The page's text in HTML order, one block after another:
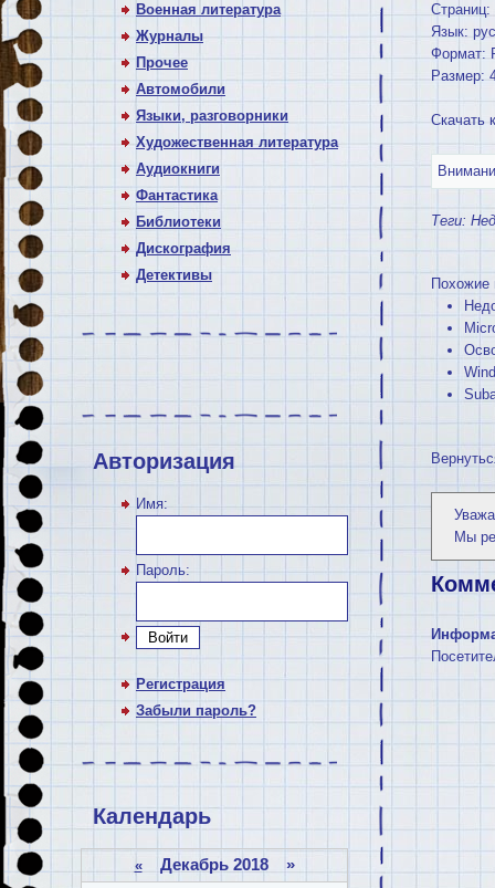
Военная литература
Журналы
Прочее
Автомобили
Языки, разговорники
Художественная литература
Аудиокниги
Фантастика
Библиотеки
Дискография
Детективы
Авторизация
Имя:
Пароль:
Войти
Регистрация
Забыли пароль?
Календарь
«Декабрь 2018 »
Страниц:
Язык:
Формат:
Размер:
Скачать
Теги:
Похожие
Мы